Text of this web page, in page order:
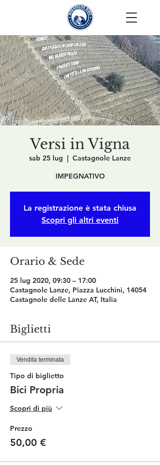
Versi in Vigna
sab 25 lug
  |
Castagnole Lanze
IMPEGNATIVO
La registrazione è stata chiusa
Scopri gli altri eventi
Orario & Sede
25 lug 2020, 09:30 – 17:00
Castagnole Lanze, Piazza Lucchini, 14054
Castagnole delle Lanze AT, Italia
Biglietti
Vendita terminata
Tipo di biglietto
Bici Propria
Scopri di più
Prezzo
50,00 €